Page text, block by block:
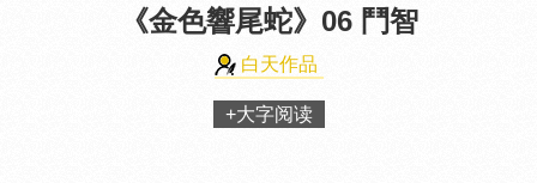
《金色響尾蛇》 06 鬥智
白天作品
+大字阅读